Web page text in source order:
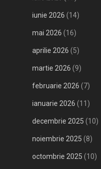
iunie 2026 (14)
mai 2026 (16)
aprilie 2026 (5)
martie 2026 (9)
februarie 2026 (7)
ianuarie 2026 (11)
decembrie 2025 (10)
noiembrie 2025 (8)
octombrie 2025 (10)